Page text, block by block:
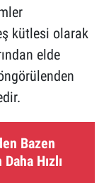
kütlesi olarak
elde
Bazen
Hızlı